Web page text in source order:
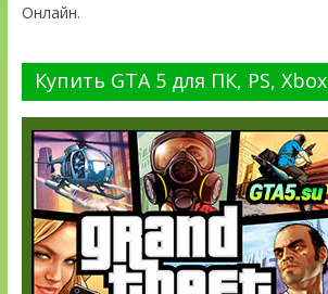
Онлайн.
Купить GTA 5 для ПК, PS, Xbox